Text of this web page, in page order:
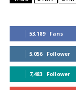
53,189 Fans
5,056 Follower
7,483 Follower